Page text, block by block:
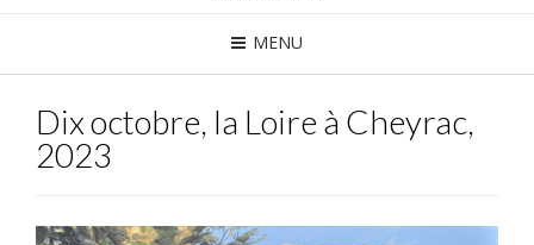
MENU
Dix octobre, la Loire à Cheyrac,
2023